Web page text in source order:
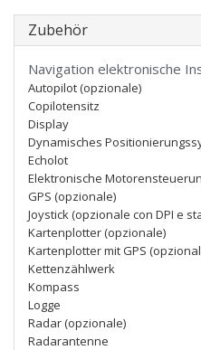
Zubehör
Navigation elektronische
Autopilot (opzionale)
Copilotensitz
Display
Dynamisches
Echolot
Elektronische
GPS (opzionale)
Joystick (opzionale con DPI e
Kartenplotter (opzionale)
Kartenplotter mit GPS
Kettenzählwerk
Kompass
Logge
Radar (opzionale)
Radarantenne